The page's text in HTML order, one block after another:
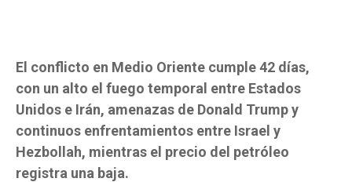
El conflicto en Medio Oriente cumple 42 días,
con un alto el fuego temporal entre Estados
Unidos e Irán, amenazas de Donald Trump y
continuos enfrentamientos entre Israel y
Hezbollah, mientras el precio del petróleo
registra una baja.